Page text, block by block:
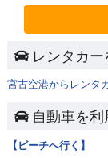
レンタカ
宮古空港からレンタ
自動車を利
【ビーチへ行く】